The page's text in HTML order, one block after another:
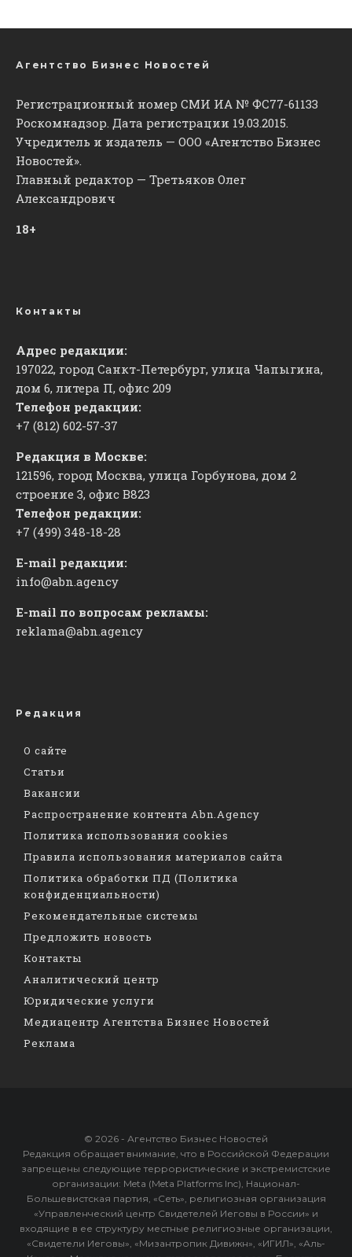
Агентство Бизнес Новостей
Регистрационный номер СМИ ИА № ФС77-61133
Роскомнадзор. Дата регистрации 19.03.2015.
Учредитель и издатель — ООО «Агентство Бизнес
Новостей».
Главный редактор — Третьяков Олег
Александрович
18+
Контакты
Адрес редакции:
197022, город Санкт-Петербург, улица Чапыгина,
дом 6, литера П, офис 209
Телефон редакции:
+7 (812) 602-57-37
Редакция в Москве:
121596, город Москва, улица Горбунова, дом 2
строение 3, офис ​В823
Телефон редакции:
+7 (499) 348-18-28
E-mail редакции:
info@abn.agency
E-mail по вопросам рекламы:
reklama@abn.agency
Редакция
О сайте
Статьи
Вакансии
Распространение контента Abn.Agency
Политика использования cookies
Правила использования материалов сайта
Политика обработки ПД (Политика
конфиденциальности)
Рекомендательные системы
Предложить новость
Контакты
Аналитический центр
Юридические услуги
Медиацентр Агентства Бизнес Новостей
Реклама
© 2026 - Агентство Бизнес Новостей
Редакция обращает внимание, что в Российской Федерации
запрещены следующие террористические и экстремистские
организации: Meta (Meta Platforms Inc), Национал-
Большевистская партия, «Сеть», религиозная организация
«Управленческий центр Свидетелей Иеговы в России» и
входящие в ее структуру местные религиозные организации,
«Свидетели Иеговы», «Мизантропик Дивижн», «ИГИЛ», «Аль-